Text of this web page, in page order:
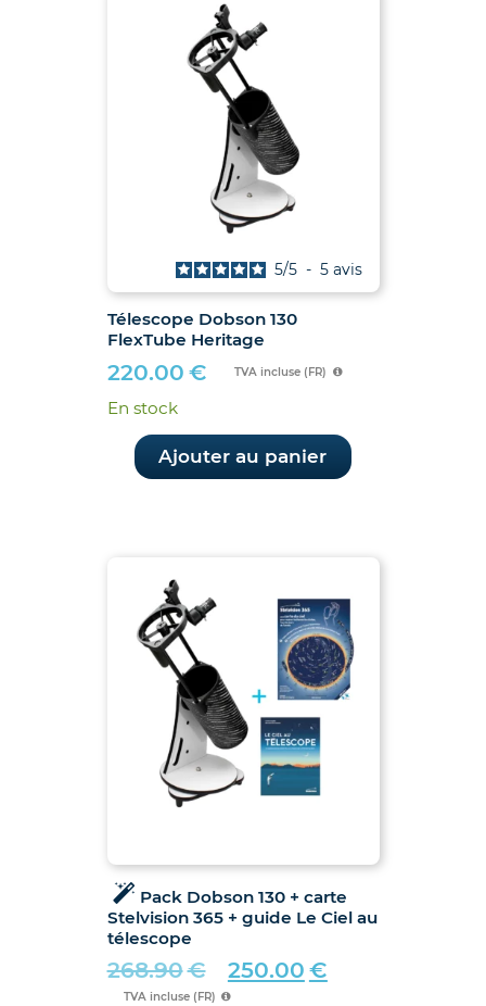
Télescope Dobson 130
FlexTube Heritage
5/5 - 5 avis
220.00 € TVA incluse (FR)
En stock
Ajouter au panier
Pack Dobson 130 + carte
Stelvision 365 + guide Le Ciel au
télescope
268.90€
Le
250.00 €
Le
TVA incluse (FR)